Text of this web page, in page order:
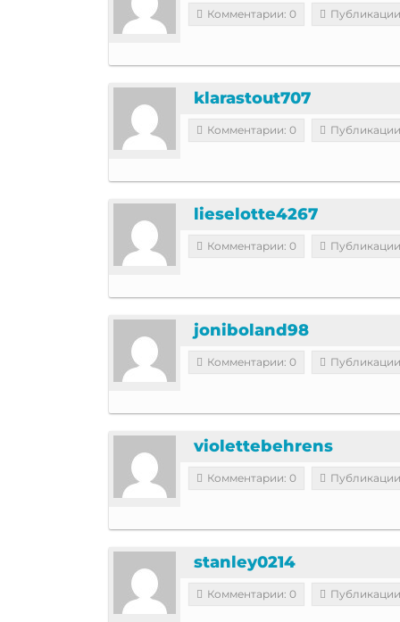
Комментарии: 0
klarastout707
Комментарии: 0
lieselotte4267
Комментарии: 0
joniboland98
Комментарии: 0
violettebehrens
Комментарии: 0
stanley0214
Комментарии: 0